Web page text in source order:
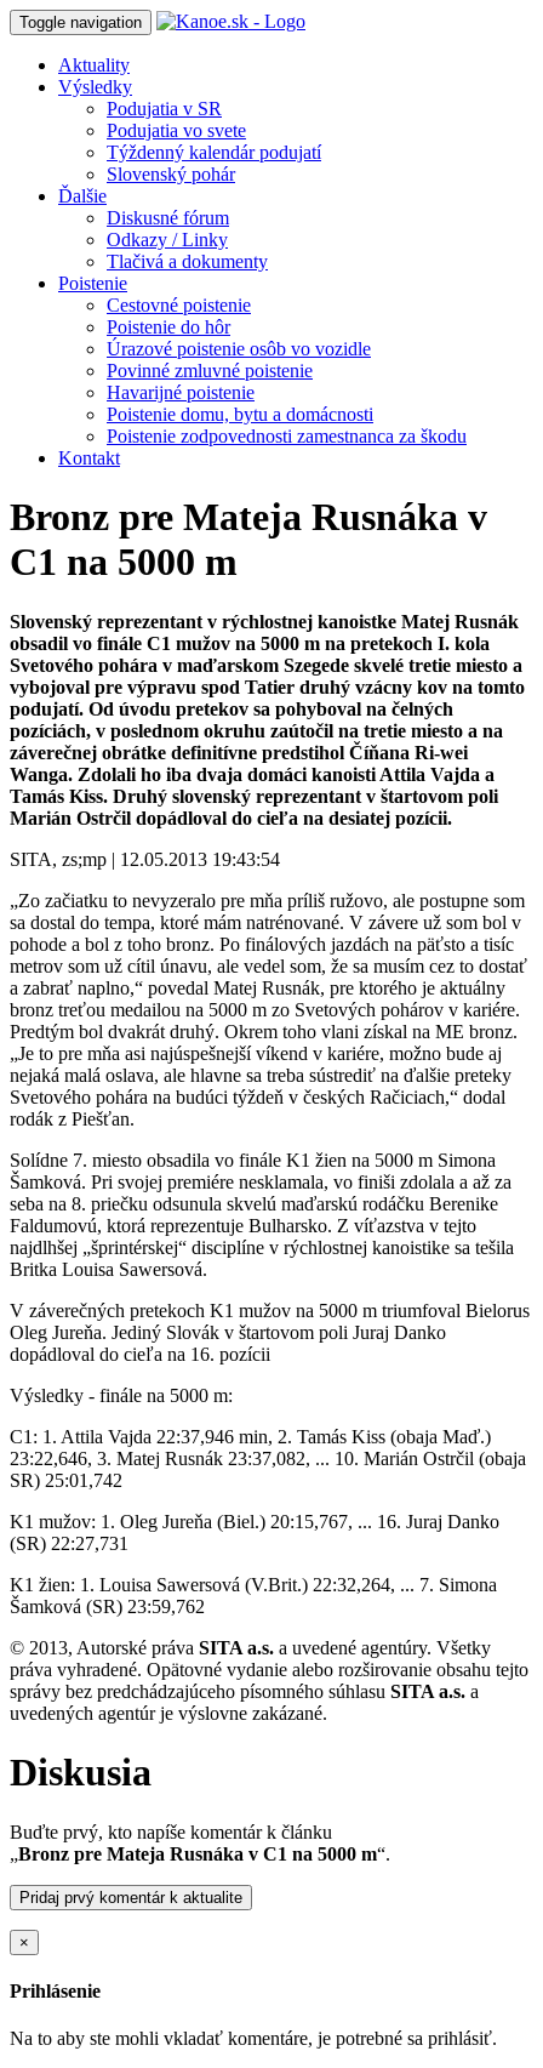
Toggle navigation
Aktuality
Výsledky
Podujatia v SR
Podujatia vo svete
Týždenný kalendár podujatí
Slovenský pohár
Ďalšie
Diskusné fórum
Odkazy / Linky
Tlačivá a dokumenty
Poistenie
Cestovné poistenie
Poistenie do hôr
Úrazové poistenie osôb vo vozidle
Povinné zmluvné poistenie
Havarijné poistenie
Poistenie domu, bytu a domácnosti
Poistenie zodpovednosti zamestnanca za škodu
Kontakt
Bronz pre Mateja Rusnáka v
C1 na 5000 m
Slovenský reprezentant v rýchlostnej kanoistke Matej Rusnák
obsadil vo finále C1 mužov na 5000 m na pretekoch I. kola
Svetového pohára v maďarskom Szegede skvelé tretie miesto a
vybojoval pre výpravu spod Tatier druhý vzácny kov na tomto
podujatí. Od úvodu pretekov sa pohyboval na čelných
pozíciách, v poslednom okruhu zaútočil na tretie miesto a na
záverečnej obrátke definitívne predstihol Číňana Ri-wei
Wanga. Zdolali ho iba dvaja domáci kanoisti Attila Vajda a
Tamás Kiss. Druhý slovenský reprezentant v štartovom poli
Marián Ostrčil dopádloval do cieľa na desiatej pozícii.
SITA, zs;mp | 12.05.2013 19:43:54
„Zo začiatku to nevyzeralo pre mňa príliš ružovo, ale postupne som
sa dostal do tempa, ktoré mám natrénované. V závere už som bol v
pohode a bol z toho bronz. Po finálových jazdách na päťsto a tisíc
metrov som už cítil únavu, ale vedel som, že sa musím cez to dostať
a zabrať naplno,“ povedal Matej Rusnák, pre ktorého je aktuálny
bronz treťou medailou na 5000 m zo Svetových pohárov v kariére.
Predtým bol dvakrát druhý. Okrem toho vlani získal na ME bronz.
„Je to pre mňa asi najúspešnejší víkend v kariére, možno bude aj
nejaká malá oslava, ale hlavne sa treba sústrediť na ďalšie preteky
Svetového pohára na budúci týždeň v českých Račiciach,“ dodal
rodák z Piešťan.
Solídne 7. miesto obsadila vo finále K1 žien na 5000 m Simona
Šamková. Pri svojej premiére nesklamala, vo finiši zdolala a až za
seba na 8. priečku odsunula skvelú maďarskú rodáčku Berenike
Faldumovú, ktorá reprezentuje Bulharsko. Z víťazstva v tejto
najdlhšej „šprintérskej“ disciplíne v rýchlostnej kanoistike sa tešila
Britka Louisa Sawersová.
V záverečných pretekoch K1 mužov na 5000 m triumfoval Bielorus
Oleg Jureňa. Jediný Slovák v štartovom poli Juraj Danko
dopádloval do cieľa na 16. pozícii
Výsledky - finále na 5000 m:
C1: 1. Attila Vajda 22:37,946 min, 2. Tamás Kiss (obaja Maď.)
23:22,646, 3. Matej Rusnák 23:37,082, ... 10. Marián Ostrčil (obaja
SR) 25:01,742
K1 mužov: 1. Oleg Jureňa (Biel.) 20:15,767, ... 16. Juraj Danko
(SR) 22:27,731
K1 žien: 1. Louisa Sawersová (V.Brit.) 22:32,264, ... 7. Simona
Šamková (SR) 23:59,762
© 2013, Autorské práva SITA a.s. a uvedené agentúry. Všetky
práva vyhradené. Opätovné vydanie alebo rozširovanie obsahu tejto
správy bez predchádzajúceho písomného súhlasu SITA a.s. a
uvedených agentúr je výslovne zakázané.
Diskusia
Buďte prvý, kto napíše komentár k článku
„Bronz pre Mateja Rusnáka v C1 na 5000 m“.
Pridaj prvý komentár k aktualite
×
Prihlásenie
Na to aby ste mohli vkladať komentáre, je potrebné sa prihlásiť.